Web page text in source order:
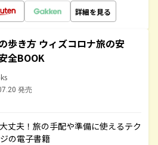
詳細を見る
歩き方 ウィズコロナ旅の安
全BOOK
発売
丈夫！旅の手配や準備に使えるテク
の電子書籍